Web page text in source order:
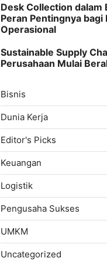
Desk Collection dalam
Peran Pentingnya bagi
Operasional
Sustainable Supply
Perusahaan Mulai
Bisnis
Dunia Kerja
Editor's Picks
Keuangan
Logistik
Pengusaha Sukses
UMKM
Uncategorized